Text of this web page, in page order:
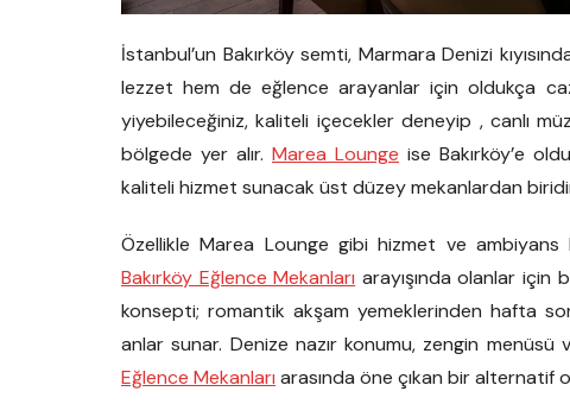
İstanbul’un Bakırköy semti, Marmara Denizi
lezzet hem de eğlence arayanlar için oldukça
yiyebileceğiniz, kaliteli içecekler deneyip , canlı
bölgede yer alır. Marea Lounge ise Bakırköy’e
kaliteli hizmet sunacak üst düzey mekanlardan
Özellikle Marea Lounge gibi hizmet ve
Bakırköy Eğlence Mekanları arayışında olanlar için
konsepti; romantik akşam yemeklerinden hafta
anlar sunar. Denize nazır konumu, zengin menüsü
Eğlence Mekanları arasında öne çıkan bir alternatif